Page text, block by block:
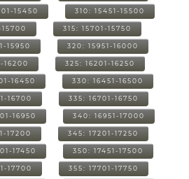
15450 310: 15451-15500
15700 315: 15701-15750
15950 320: 15951-16000
16200 325: 16201-16250
16450 330: 16451-16500
16700 335: 16701-16750
16950 340: 16951-17000
17200 345: 17201-17250
17450 350: 17451-17500
17700 355: 17701-17750